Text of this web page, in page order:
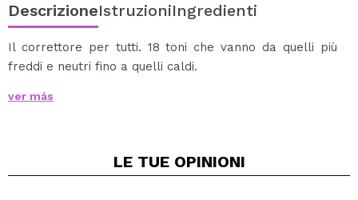
DescrizioneIstruzioniIngredienti
Il correttore per tutti. 18 toni che vanno da quelli più
freddi e neutri fino a quelli caldi.
coprire le imperfezioni, si adatta al tono della pelle e
durata con intensi pigmenti che si possono utilizzare
ver más
LE TUE OPINIONI